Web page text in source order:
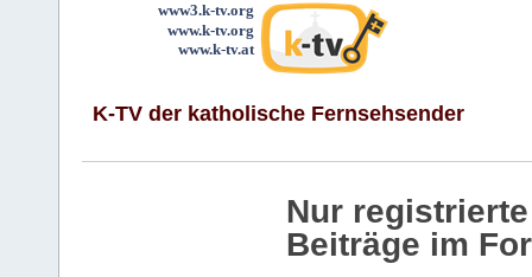
www3.k-tv.org
www.k-tv.org
www.k-tv.at
K-TV der katholische Fernsehsender
Nur
Beiträge im